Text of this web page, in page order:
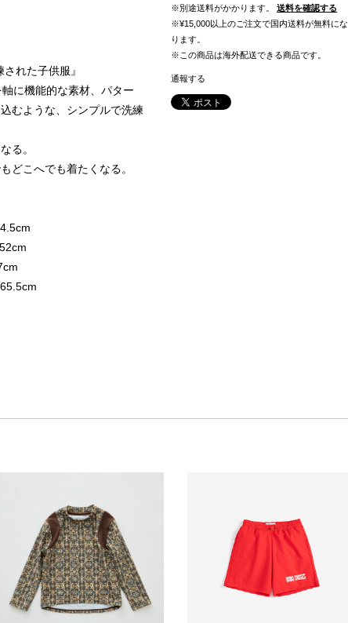
れた子供服』
に機能的な素材、パター
むような、シンプルで洗練
る。
どこへでも着たくなる。
※別途送料がかかります。
送料を確認する
※¥15,000以上のご注文で国内送料が無料にな
ります。
※この商品は海外配送できる商品です。
通報する